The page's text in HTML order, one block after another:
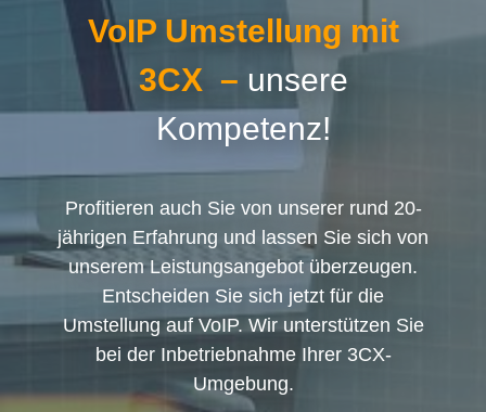
VoIP Umstellung mit
3CX – unsere
Kompetenz!
Profitieren auch Sie von unserer rund 20-
jährigen Erfahrung und lassen Sie sich von
unserem Leistungsangebot überzeugen.
Entscheiden Sie sich jetzt für die
Umstellung auf VoIP. Wir unterstützen Sie
bei der Inbetriebnahme Ihrer 3CX-
Umgebung.